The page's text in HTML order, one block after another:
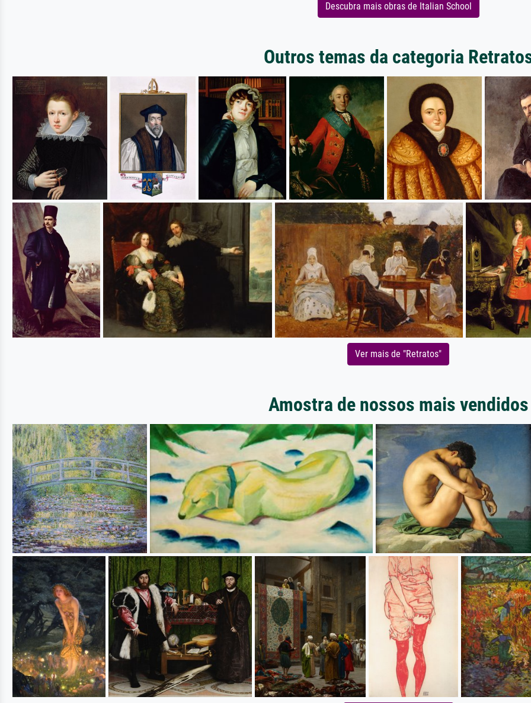
Descubra mais obras de Italian School
Outros temas da categoria
Ver mais de "Retratos"
Amostra de nossos mais vendidos